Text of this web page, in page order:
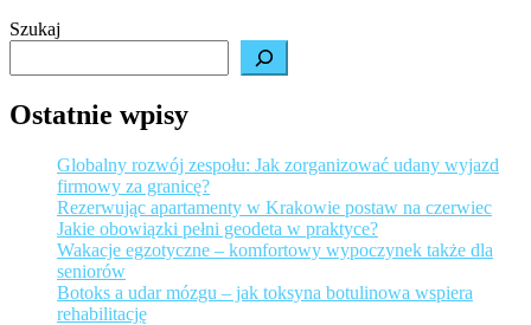
Szukaj
Ostatnie wpisy
Globalny rozwój zespołu: Jak zorganizować udany wyjazd
firmowy za granicę?
Rezerwując apartamenty w Krakowie postaw na czerwiec
Jakie obowiązki pełni geodeta w praktyce?
Wakacje egzotyczne – komfortowy wypoczynek także dla
seniorów
Botoks a udar mózgu – jak toksyna botulinowa wspiera
rehabilitację